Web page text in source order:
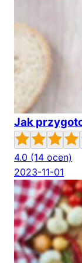
Jak
4.0 (14 ocen)
2023-11-01